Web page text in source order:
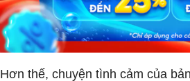
Hơn thế, chuyện tình cảm của